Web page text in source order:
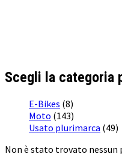
Scegli la categoria
E-Bikes (8)
Moto (143)
Usato plurimarca (49)
Non è stato trovato